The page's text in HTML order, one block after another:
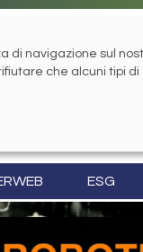
ESG
navigazione sul
che alcuni tipi